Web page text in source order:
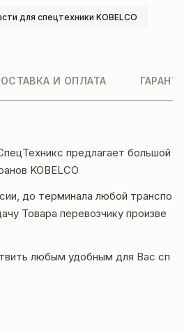
для спецтехники KOBELCO
И ОПЛАТА
предлагает большой
KOBELCO
до терминала любой транспо
Товара перевозчику произве
любым удобным для Вас сп